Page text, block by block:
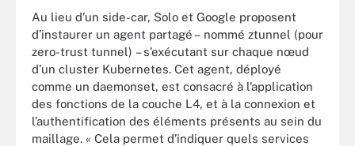
Au lieu d’un side-car, Solo et Google proposent
d’instaurer un agent partagé – nommé ztunnel (pour
zero-trust tunnel) – s’exécutant sur chaque nœud
d’un cluster Kubernetes. Cet agent, déployé
comme un daemonset, est consacré à l’application
des fonctions de la couche L4, et à la connexion et
l’authentification des éléments présents au sein du
maillage. « Cela permet d’indiquer quels services